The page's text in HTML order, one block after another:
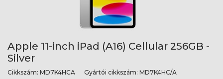
Apple 11-inch iPad (A16) Cellular 256GB -
Silver
Cikkszám: MD7K4HCA Gyártói cikkszám: MD7K4HC/A